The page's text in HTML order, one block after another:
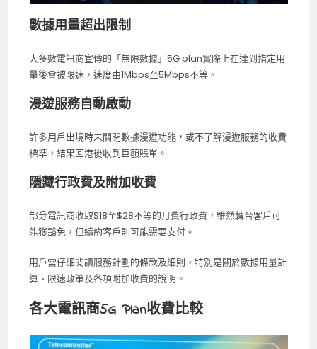
數據用量超出限制
大多數電訊商宣傳的「無限數據」5G plan實際上在達到指定用
量後會被限速，速度由1Mbps至5Mbps不等。
漫遊服務自動啟動
許多用戶出境時未關閉數據漫遊功能，或不了解漫遊服務的收費
標準，結果回港後收到巨額賬單。
隱藏行政費及附加收費
部分電訊商收取$18至$28不等的月費行政費，雖然轉台客戶可
能獲豁免，但續約客戶則可能需要支付。
用戶需仔細閱讀服務計劃的條款及細則，特別是關於數據用量計
算、限速政策及各項附加收費的說明。
各大電訊商5G Plan收費比較